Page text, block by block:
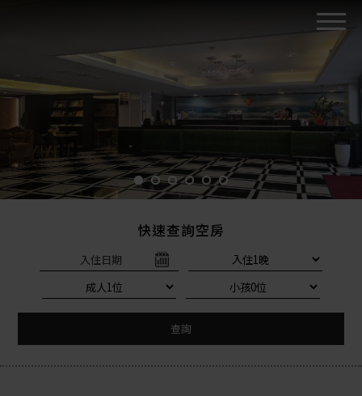
快速查詢空房
入住日期
查詢